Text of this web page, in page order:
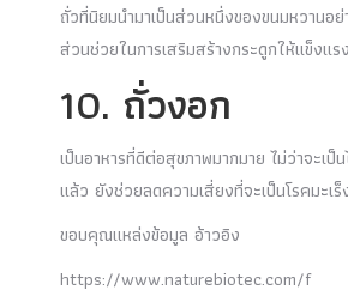
ถั่วที่นิยมนำมาเป็นส่วนหนึ่งของขนมหวานอ
ส่วนช่วยในการเสริมสร้างกระดูกให้แข็งแร
10. ถั่วงอก
เป็นอาหารที่ดีต่อสุขภาพมากมาย ไม่ว่าจะเ
แล้ว ยังช่วยลดความเสี่ยงที่จะเป็นโรคมะเ
ขอบคุณแหล่งข้อมูล อ้าวอิง
https://www.naturebiotec.com/f